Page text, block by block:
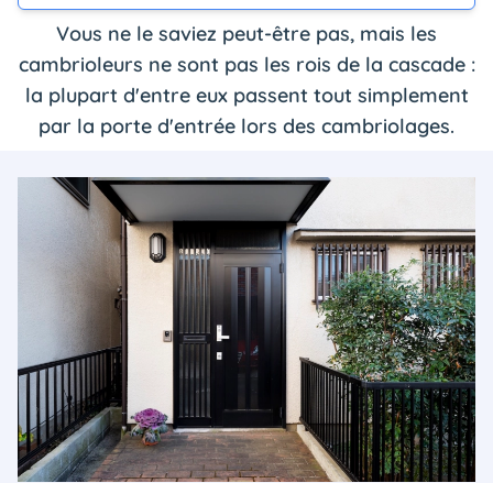
Vous ne le saviez peut-être pas, mais les
cambrioleurs ne sont pas les rois de la cascade :
la plupart d'entre eux passent tout simplement
par la porte d'entrée lors des cambriolages.